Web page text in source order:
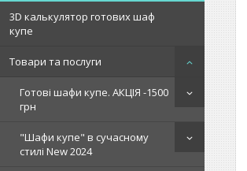
3D калькулятор готових шаф
купе
Товари та послуги
Готові шафи купе. АКЦІЯ -1500
грн
"Шафи купе" в сучасному
стилі New 2024